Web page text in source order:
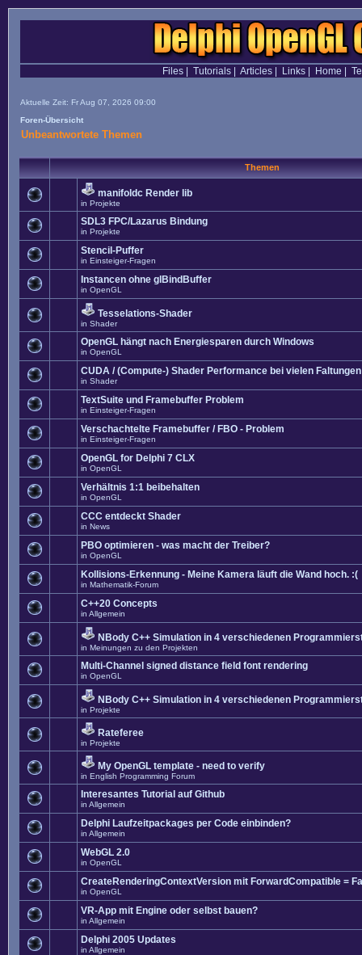
Files| Tutorials| Articles| Links| Home
Aktuelle Zeit: Fr Aug 07, 2026 09:00
Foren-Übersicht
Unbeantwortete Themen
Themen
manifoldc Render lib
in Projekte
SDL3 FPC/Lazarus Bindung
in Projekte
Stencil-Puffer
in Einsteiger-Fragen
Instancen ohne glBindBuffer
in OpenGL
Tesselations-Shader
in Shader
OpenGL hängt nach Energiesparen durch Windows
in OpenGL
CUDA / (Compute-) Shader Performance bei vielen Faltungen
in Shader
TextSuite und Framebuffer Problem
in Einsteiger-Fragen
Verschachtelte Framebuffer / FBO - Problem
in Einsteiger-Fragen
OpenGL for Delphi 7 CLX
in OpenGL
Verhältnis 1:1 beibehalten
in OpenGL
CCC entdeckt Shader
in News
PBO optimieren - was macht der Treiber?
in OpenGL
Kollisions-Erkennung - Meine Kamera läuft die Wand hoch. :(
in Mathematik-Forum
C++20 Concepts
in Allgemein
NBody C++ Simulation in 4 verschiedenen
in Meinungen zu den Projekten
Multi-Channel signed distance field font rendering
in OpenGL
NBody C++ Simulation in 4 verschiedenen
in Projekte
Rateferee
in Projekte
My OpenGL template - need to verify
in English Programming Forum
Interesantes Tutorial auf Github
in Allgemein
Delphi Laufzeitpackages per Code einbinden?
in Allgemein
WebGL 2.0
in OpenGL
CreateRenderingContextVersion mit ForwardCompatible =
in OpenGL
VR-App mit Engine oder selbst bauen?
in Allgemein
Delphi 2005 Updates
in Allgemein